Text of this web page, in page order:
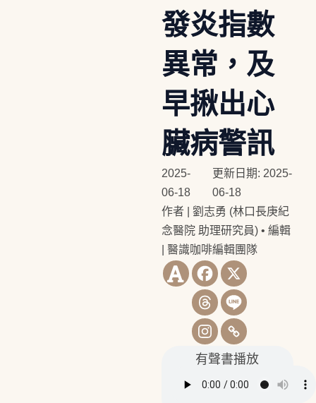
發炎指數
異常，及
早揪出心
臟病警訊
2025-
06-18
更新日期: 2025-
06-18
作者 | 劉志勇 (林口長庚紀
念醫院 助理研究員)• 編輯
| 醫識咖啡編輯團隊
有聲書播放